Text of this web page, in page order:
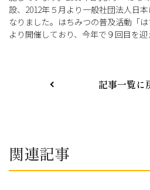
設、2012年５月より一般社団法人日
なりました。はちみつの普及活動「
より開催しており、今年で９回目を迎
記事一覧に
関連記事